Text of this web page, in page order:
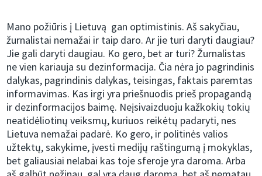
Mano požiūris į Lietuvą gan optimistinis. Aš sakyčiau,
žurnalistai nemažai ir taip daro. Ar jie turi daryti daugiau?
Jie gali daryti daugiau. Ko gero, bet ar turi? Žurnalistas
ne vien kariauja su dezinformacija. Čia nėra jo pagrindinis
dalykas, pagrindinis dalykas, teisingas, faktais paremtas
informavimas. Kas irgi yra priešnuodis prieš propagandą
ir dezinformacijos baimę. Neįsivaizduoju kažkokių tokių
neatidėliotinų veiksmų, kuriuos reikėtų padaryti, nes
Lietuva nemažai padarė. Ko gero, ir politinės valios
užtektų, sakykime, įvesti medijų raštingumą į mokyklas,
bet galiausiai nelabai kas toje sferoje yra daroma. Arba